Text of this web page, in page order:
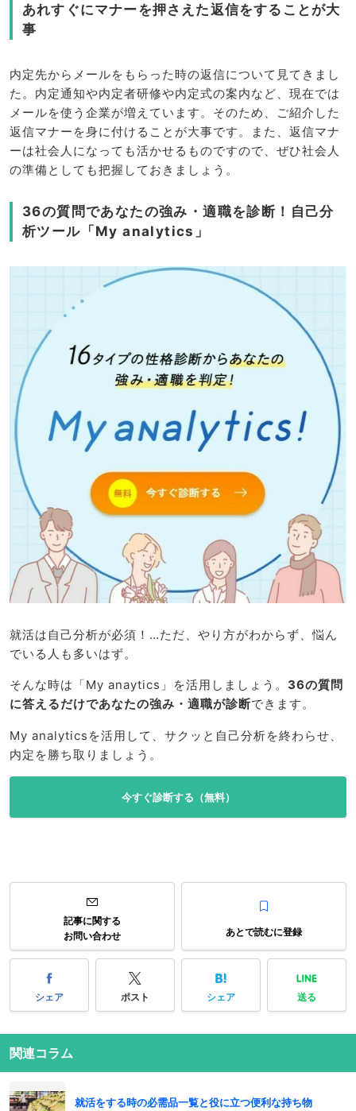
あれすぐにマナーを押さえた返信をすることが大
事
内定先からメールをもらった時の返信について見てきまし
た。内定通知や内定者研修や内定式の案内など、現在では
メールを使う企業が増えています。そのため、ご紹介した
返信マナーを身に付けることが大事です。また、返信マナ
ーは社会人になっても活かせるものですので、ぜひ社会人
の準備としても把握しておきましょう。
36の質問であなたの強み・適職を診断！自己分
析ツール「My analytics」
就活は自己分析が必須！…ただ、やり方がわからず、悩ん
でいる人も多いはず。
そんな時は「My anaytics」を活用しましょう。 36の質問
に答えるだけであなたの強み・適職が診断できます。
My analyticsを活用して、サクッと自己分析を終わらせ、
内定を勝ち取りましょう。
今すぐ診断する（無料）
記事に関する
お問い合わせ
あとで読むに登録
シェア ポスト シェア 送る
関連コラム
就活をする時の必需品一覧と役に立つ便利な持ち物